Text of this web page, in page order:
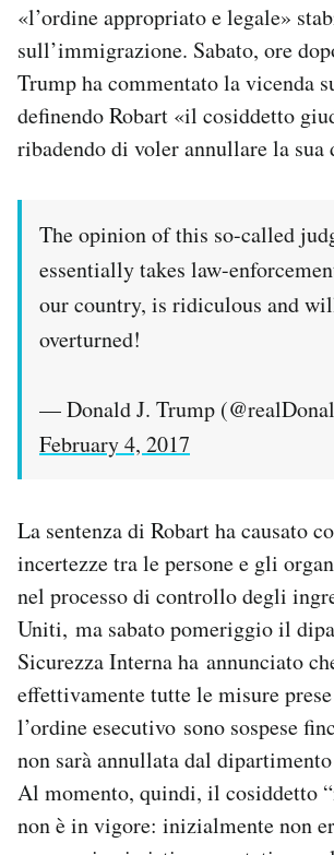
«l’ordine appropriato e legale»
sull’immigrazione. Sabato, ore
Trump ha commentato la vicenda
definendo Robart «il cosiddetto
ribadendo di voler annullare la sua
The opinion of this so-called
essentially takes law-
our country, is ridiculous and
overturned!
— Donald J. Trump
February 4, 2017
La sentenza di Robart ha causato
incertezze tra le persone e gli
nel processo di controllo degli
Uniti, ma sabato pomeriggio il
Sicurezza Interna ha annunciato
effettivamente tutte le misure
l’ordine esecutivo sono sospese
non sarà annullata dal
Al momento, quindi, il cosiddetto
non è in vigore: inizialmente non